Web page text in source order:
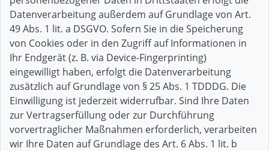
Datenverarbeitung außerdem auf Grundlage von Art.
49 Abs. 1 lit. a DSGVO. Sofern Sie in die Speicherung
von Cookies oder in den Zugriff auf Informationen in
Ihr Endgerät (z. B. via Device-Fingerprinting)
eingewilligt haben, erfolgt die Datenverarbeitung
zusätzlich auf Grundlage von § 25 Abs. 1 TDDDG. Die
Einwilligung ist jederzeit widerrufbar. Sind Ihre Daten
zur Vertragserfüllung oder zur Durchführung
vorvertraglicher Maßnahmen erforderlich, verarbeiten
wir Ihre Daten auf Grundlage des Art. 6 Abs. 1 lit. b